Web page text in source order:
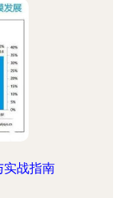
实战指南